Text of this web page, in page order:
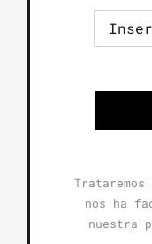
nos ha
nuestra